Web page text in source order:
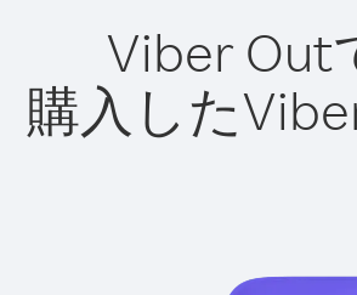
Viber Out
購入した